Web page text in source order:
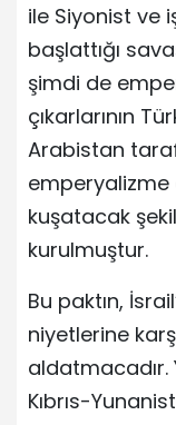
ile Siyonist ve
başlattığı
şimdi de
çıkarlarının
Arabistan
emperyalizme
kuşatacak
kurulmuştur.
Bu paktın,
niyetlerine
aldatmacadır.
Kıbrıs-